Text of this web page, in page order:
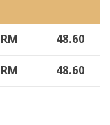
RM 48.60
RM 48.60